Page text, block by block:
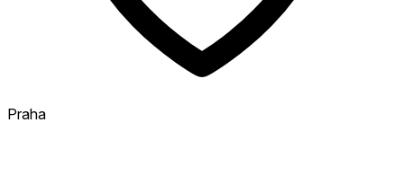
Praha